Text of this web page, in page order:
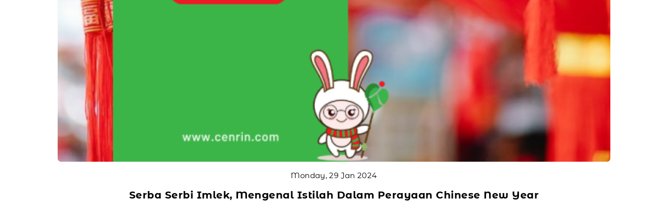
Monday, 29 Jan 2024
Serba Serbi Imlek, Mengenal Istilah Dalam Perayaan Chinese New Year